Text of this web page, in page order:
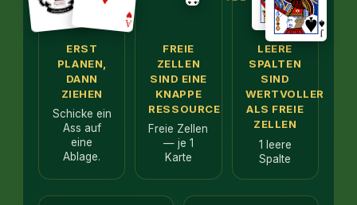
ERST
PLANEN,
DANN
ZIEHEN
Schicke ein
Ass auf
eine
Ablage.
FREIE
ZELLEN
SIND EINE
KNAPPE
RESSOURCE
Freie Zellen
— je 1
Karte
LEERE
SPALTEN
SIND
WERTVOLLER
ALS FREIE
ZELLEN
1 leere
Spalte